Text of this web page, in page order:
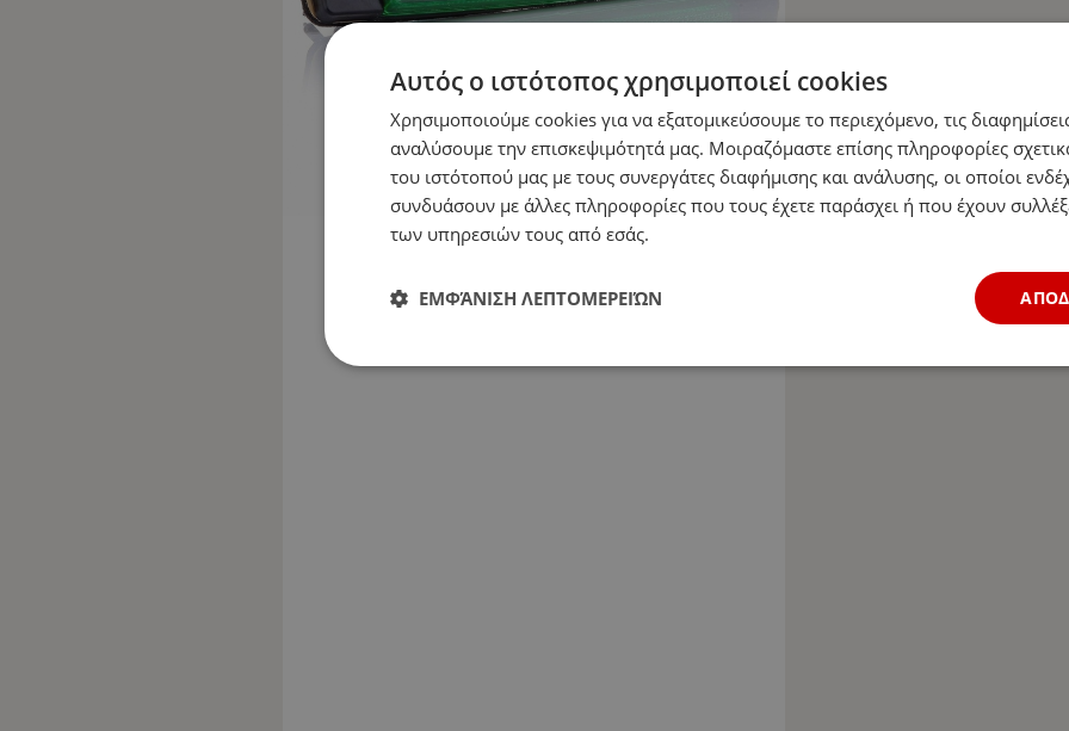
Αυτός ο ιστότοπος χρησιμοποιεί cookies
Χρησιμοποιούμε cookies για να εξατομικεύσουμε το περιεχόμενο, τις
αναλύσουμε την επισκεψιμότητά μας. Μοιραζόμαστε επίσης πληροφορίες
του ιστότοπού μας με τους συνεργάτες διαφήμισης και ανάλυσης, οι οποίοι
συνδυάσουν με άλλες πληροφορίες που τους έχετε παράσχει ή που έχουν
των υπηρεσιών τους από εσάς.
ΕΜΦΆΝΙΣΗ ΛΕΠΤΟΜΕΡΕΙΏΝ